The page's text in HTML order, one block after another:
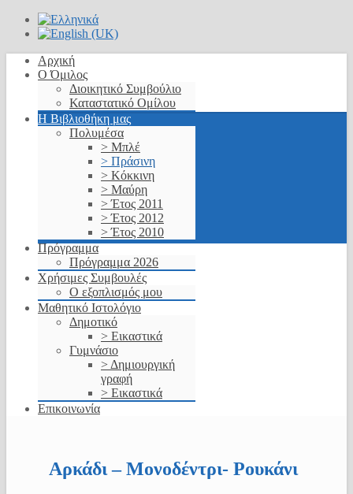
Αρχική
Ο Όμιλος
Διοικητικό Συμβούλιο
Καταστατικό Ομίλου
Η Βιβλιοθήκη μας
Πολυμέσα
> Μπλέ
> Πράσινη
> Κόκκινη
> Μαύρη
> Έτος 2011
> Έτος 2012
> Έτος 2010
Πρόγραμμα
Πρόγραμμα 2026
Χρήσιμες Συμβουλές
Ο εξοπλισμός μου
Μαθητικό Ιστολόγιο
Δημοτικό
> Εικαστικά
Γυμνάσιο
> Δημιουργική
γραφή
> Εικαστικά
Επικοινωνία
Αρκάδι – Μονοδέντρι- Ρουκάνι